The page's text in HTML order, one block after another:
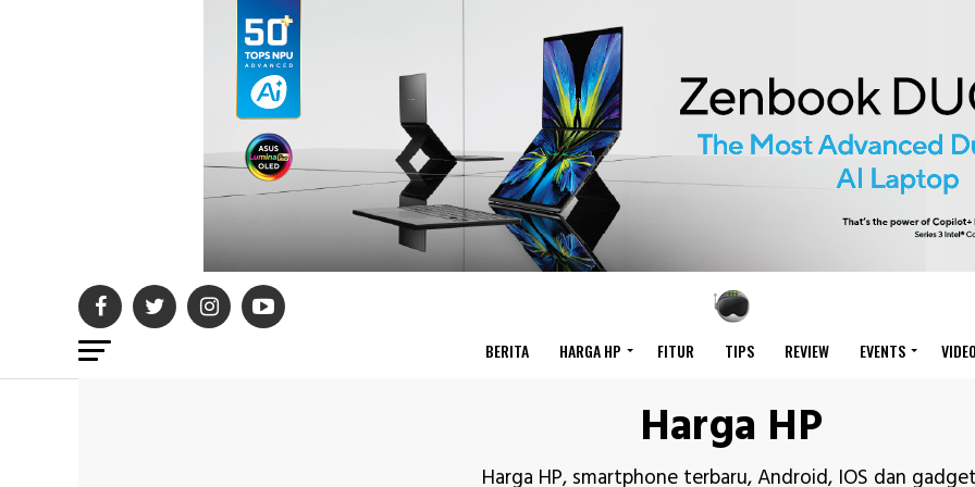
BERITA HARGA HP FITUR TIPS REVIEW EVENTS
Harga HP
Harga HP, smartphone terbaru, Android, IOS dan